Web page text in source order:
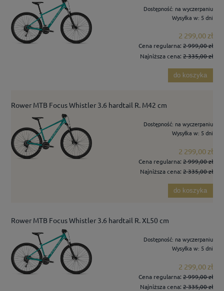
Dostępność: na wyczerpaniu
Wysyłka w: 5 dni
2 299,00 zł
Cena regularna: 2 999,00 zł
Najniższa cena: 2 335,00 zł
do koszyka
Rower MTB Focus Whistler 3.6 hardtail R. M42 cm
Dostępność: na wyczerpaniu
Wysyłka w: 5 dni
2 299,00 zł
Cena regularna: 2 999,00 zł
Najniższa cena: 2 335,00 zł
do koszyka
Rower MTB Focus Whistler 3.6 hardtail R. XL50 cm
Dostępność: na wyczerpaniu
Wysyłka w: 5 dni
2 299,00 zł
Cena regularna: 2 999,00 zł
Najniższa cena: 2 335,00 zł